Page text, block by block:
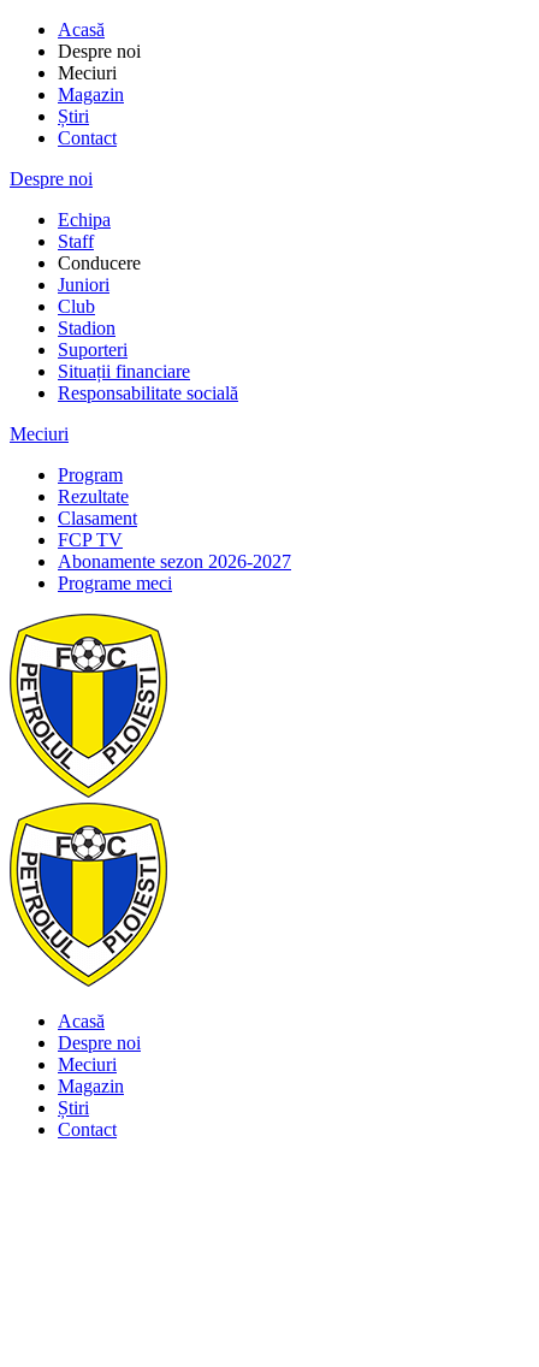
Acasă
Despre noi
Meciuri
Magazin
Știri
Contact
Despre noi
Echipa
Staff
Conducere
Juniori
Club
Stadion
Suporteri
Situații financiare
Responsabilitate socială
Meciuri
Program
Rezultate
Clasament
FCP TV
Abonamente sezon 2026-2027
Programe meci
Acasă
Despre noi
Meciuri
Magazin
Știri
Contact